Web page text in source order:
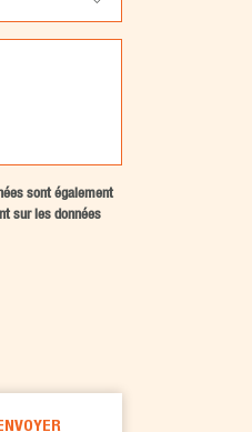
sont également
sur les données